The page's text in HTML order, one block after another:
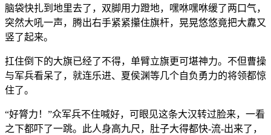
脑袋快扎到地里去了，双脚用力蹬地，嘿咻嘿咻缓了两口气，
突然大吼一声，腾出右手紧紧攥住旗杆，晃晃悠悠竟把大纛又
竖了起来。
扛住倒下的大旗已经了不得，单臂立旗更可堪神力。不但曹操
与军兵看呆了，就连乐进、夏侯渊等几个自负勇力的将领都惊
住了。
“好膂力！”众军兵不住喊好，可眼见这条大汉转过脸来，一看
之下都吓了一跳。此人身高九尺，肚子大得都快-流-出来了，